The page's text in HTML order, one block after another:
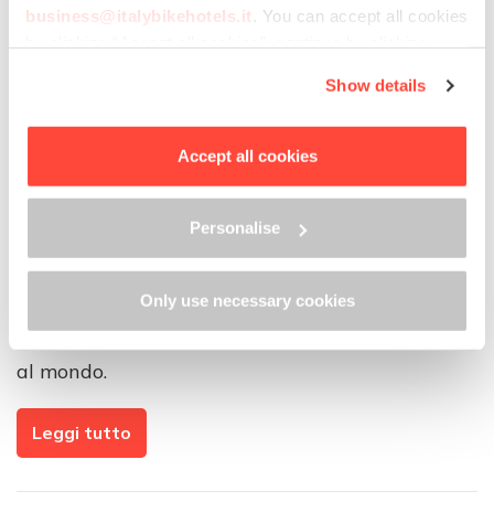
business@italybikehotels.it . You can accept all cookies
In order to withdraw the consent provided previously and
to view the complete information on data processing,
Show details
Accept all cookies
Personalise
Only use necessary cookies
Vivi un’estate all’italiana.
Pedala alla scoperta dei mari
e laghi più belli d’Italia.
Pubblicato il14 Luglio 2021daItaly Bike Hotels
Con ben 55 siti UNESCO sparsi da nord a sud,
al mondo.
Leggi tutto